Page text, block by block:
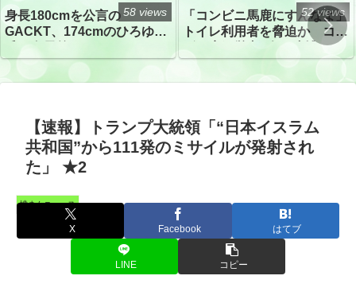
身長180cmを公言の
GACKT、174cmのひろゆき
トざわつき イベントでの写
真が話題
58 views
「コンビニ馬鹿にすんなよ」
トイレ利用者を脅迫か コン
52 views
【速報】トランプ大統領「“日本イスラム
共和国”から111発のミサイルが発射され
た」 ★2
憤まんニュース
X Facebook はてブ
LINE コピー